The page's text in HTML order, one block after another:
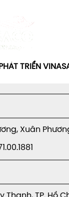
TRIỂN
Xuân